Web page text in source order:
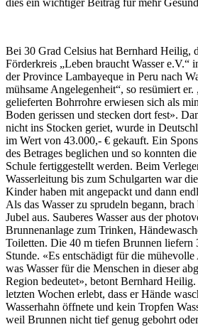
dies ein wichtiger Beitrag für mehr
Bei 30 Grad Celsius hat Bernhard Heilig,
Förderkreis „Leben braucht Wasser e.V.“
der Province Lambayeque in Peru nach
mühsame Angelegenheit“, so resümiert er.
gelieferten Bohrrohre erwiesen sich als
Boden gerissen und stecken dort fest».
nicht ins Stocken geriet, wurde in
im Wert von 43.000,- € gekauft. Ein
des Betrages beglichen und so konnten
Schule fertiggestellt werden. Beim
Wasserleitung bis zum Schulgarten war
Kinder haben mit angepackt und dann
Als das Wasser zu sprudeln begann,
Jubel aus. Sauberes Wasser aus der
Brunnenanlage zum Trinken,
Toiletten. Die 40 m tiefen Brunnen liefern
Stunde. «Es entschädigt für die
was Wasser für die Menschen in dieser
Region bedeutet», betont Bernhard
letzten Wochen erlebt, dass er Hände
Wasserhahn öffnete und kein Tropfen
weil Brunnen nicht tief genug gebohrt